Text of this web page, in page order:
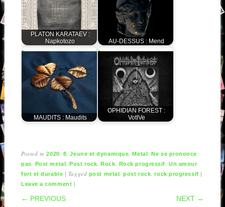
PLATON KARATAEV :
Napkotozo
AU-DESSUS : Mend
MAUDITS : Maudits
OPHIDIAN FOREST :
VotIVe
Posted in2020 8 ,Jeune et dynamique ,Metal ,Ne se prononce
pas
Post metal ,Post rock ,Rock Rock progressif ,Un amour
fort et durable | Tagged post metal ,post rock ,rock progressif |
Leave a comment |
POST NAVIGATION
← PREVIOUS NEXT →